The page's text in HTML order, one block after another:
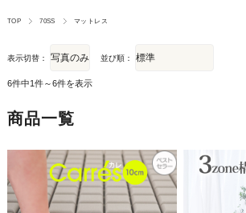
TOP 70SS マットレス
表示切替： 並び順：
6件中1件～6件を表示
商品一覧